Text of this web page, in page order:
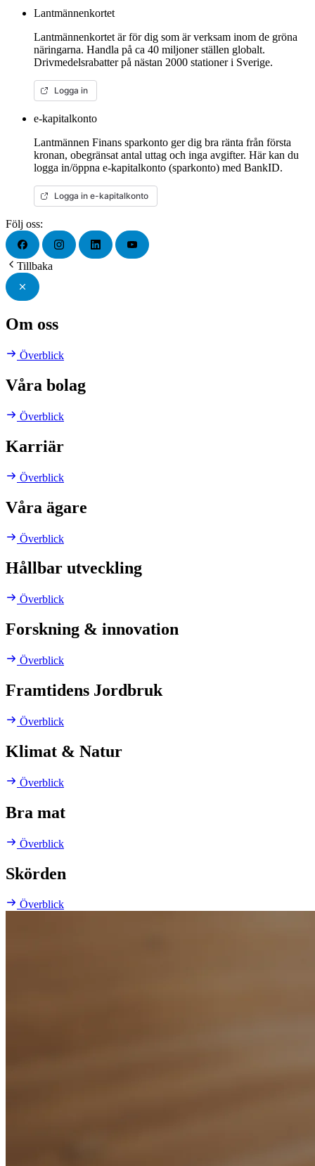
Lantmännenkortet
Lantmännenkortet är för dig som är verksam inom de gröna
näringarna. Handla på ca 40 miljoner ställen globalt.
Drivmedelsrabatter på nästan 2000 stationer i Sverige.
Logga in
e-kapitalkonto
Lantmännen Finans sparkonto ger dig bra ränta från första
kronan, obegränsat antal uttag och inga avgifter. Här kan du
logga in/öppna e-kapitalkonto (sparkonto) med BankID.
Logga in e-kapitalkonto
Följ oss:
Tillbaka
Om oss
Överblick
Våra bolag
Överblick
Karriär
Överblick
Våra ägare
Överblick
Hållbar utveckling
Överblick
Forskning & innovation
Överblick
Framtidens Jordbruk
Överblick
Klimat & Natur
Överblick
Bra mat
Överblick
Skörden
Överblick